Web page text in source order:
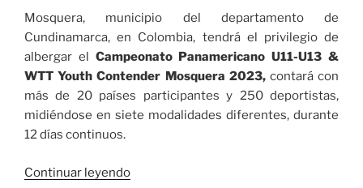
Mosquera, municipio del departamento de
Cundinamarca, en Colombia, tendrá el privilegio de
albergar el Campeonato Panamericano U11-U13 &
WTT Youth Contender Mosquera 2023, contará con
más de 20 países participantes y 250 deportistas,
midiéndose en siete modalidades diferentes, durante
12 días continuos.
Continuar leyendo«Colombia